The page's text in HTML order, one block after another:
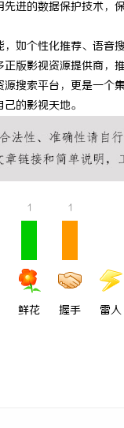
进的数据保护技术
如个性化推荐、语
版影视资源提供商，
搜索平台，更是一
的影视天地。
1
鲜花
1
握手 雷人
北京考研机构避坑指南